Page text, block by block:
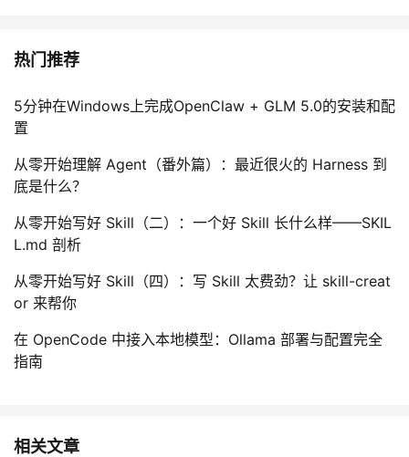
热门推荐
5分钟在Windows上完成OpenClaw + GLM 5.0的安装和配
置
从零开始理解 Agent（番外篇）：最近很火的 Harness 到
底是什么？
从零开始写好 Skill（二）：一个好 Skill 长什么样——SKIL
L.md 剖析
从零开始写好 Skill（四）：写 Skill 太费劲？让 skill-creat
or 来帮你
在 OpenCode 中接入本地模型：Ollama 部署与配置完全
指南
相关文章